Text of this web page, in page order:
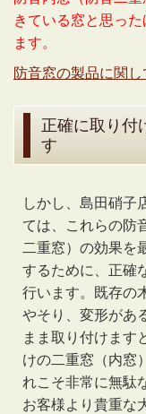
きている窓と思っ
ます。
防音窓の製品に関
正確に取り付
す
しかし、島田硝子
ては、これらの防
二重窓）の効果を
するために、正確
行います。既存の
やそり、変形があ
まま取り付けます
けの二重窓（内窓
れこそ非常に無駄
お客様より貴重な